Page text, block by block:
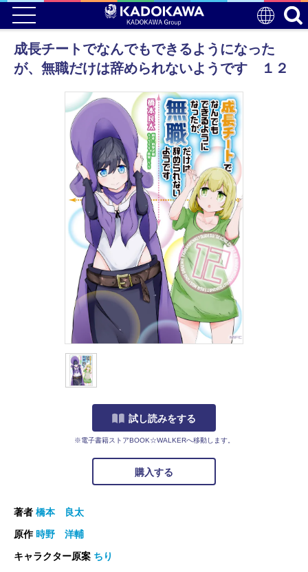
成長チートでなんでもできるようになった
が、無職だけは辞められないようです １２
試し読みをする
※電子書籍ストアBOOK☆WALKERへ移動します。
購入する
著者 橋本 良太
原作 時野 洋輔
キャラクター原案 ちり